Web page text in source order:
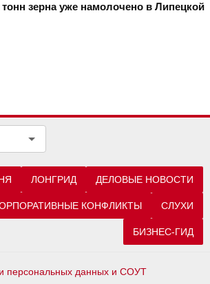
зерна уже намолочено в Липецкой
ЛОНГРИД ДЕЛОВЫЕ НОВОСТИ
КОНФЛИКТЫ СЛУХИ
БИЗНЕС-ГИД
персональных данных и СОУТ